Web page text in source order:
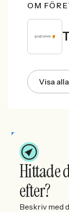
OM
Visa
Hittade
efter?
Beskriv med